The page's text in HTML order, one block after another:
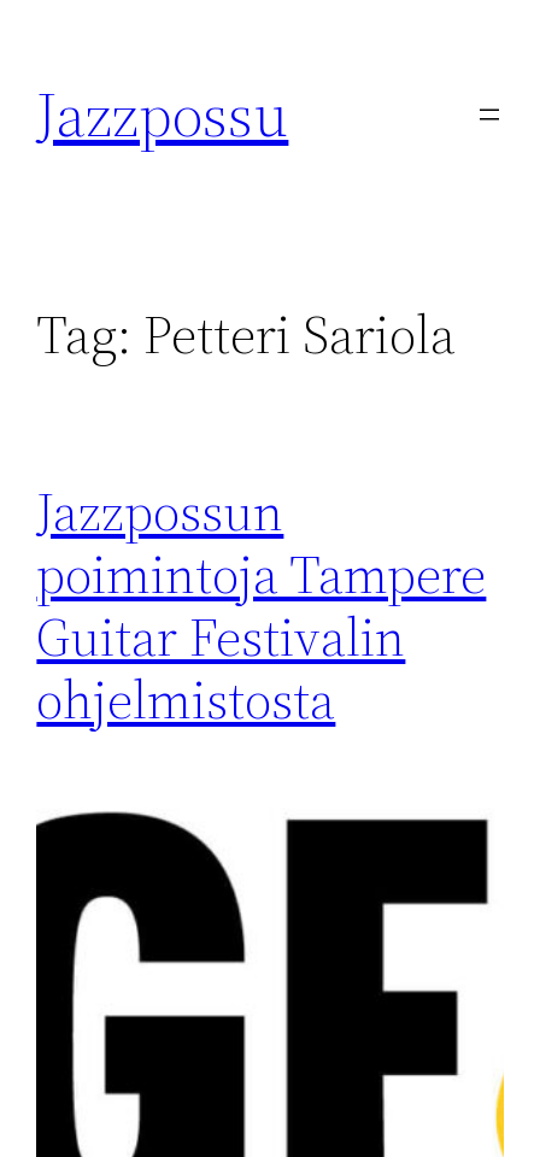
content
Jazzpossu
Tag: Petteri Sariola
Jazzpossun
poimintoja Tampere
Guitar Festivalin
ohjelmistosta